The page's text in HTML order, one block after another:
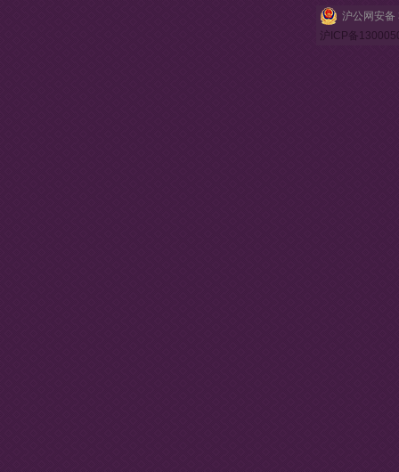
沪公网安
沪ICP备